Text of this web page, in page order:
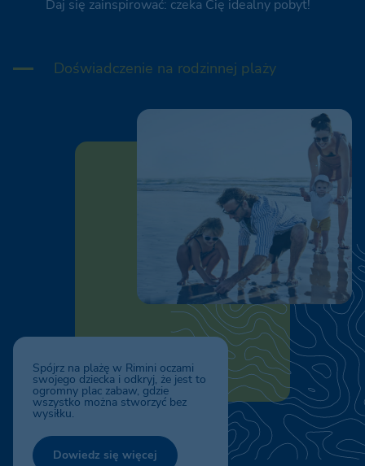
Daj się zainspirować: czeka Cię idealny pobyt!
Doświadczenie na rodzinnej plaży
Spójrz na plażę w Rimini oczami
swojego dziecka i odkryj, że jest to
ogromny plac zabaw, gdzie
wszystko można stworzyć bez
wysiłku.
Dowiedz się więcej